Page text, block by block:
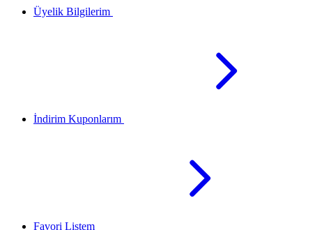
Üyelik Bilgilerim
İndirim Kuponlarım
Favori Listem